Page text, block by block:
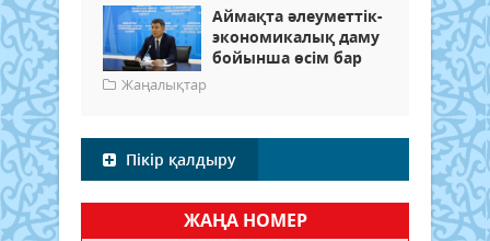
Аймақта әлеуметтік-
экономикалық даму
бойынша өсім бар
Жаңалықтар
Пікір қалдыру
ЖАҢА НОМЕР